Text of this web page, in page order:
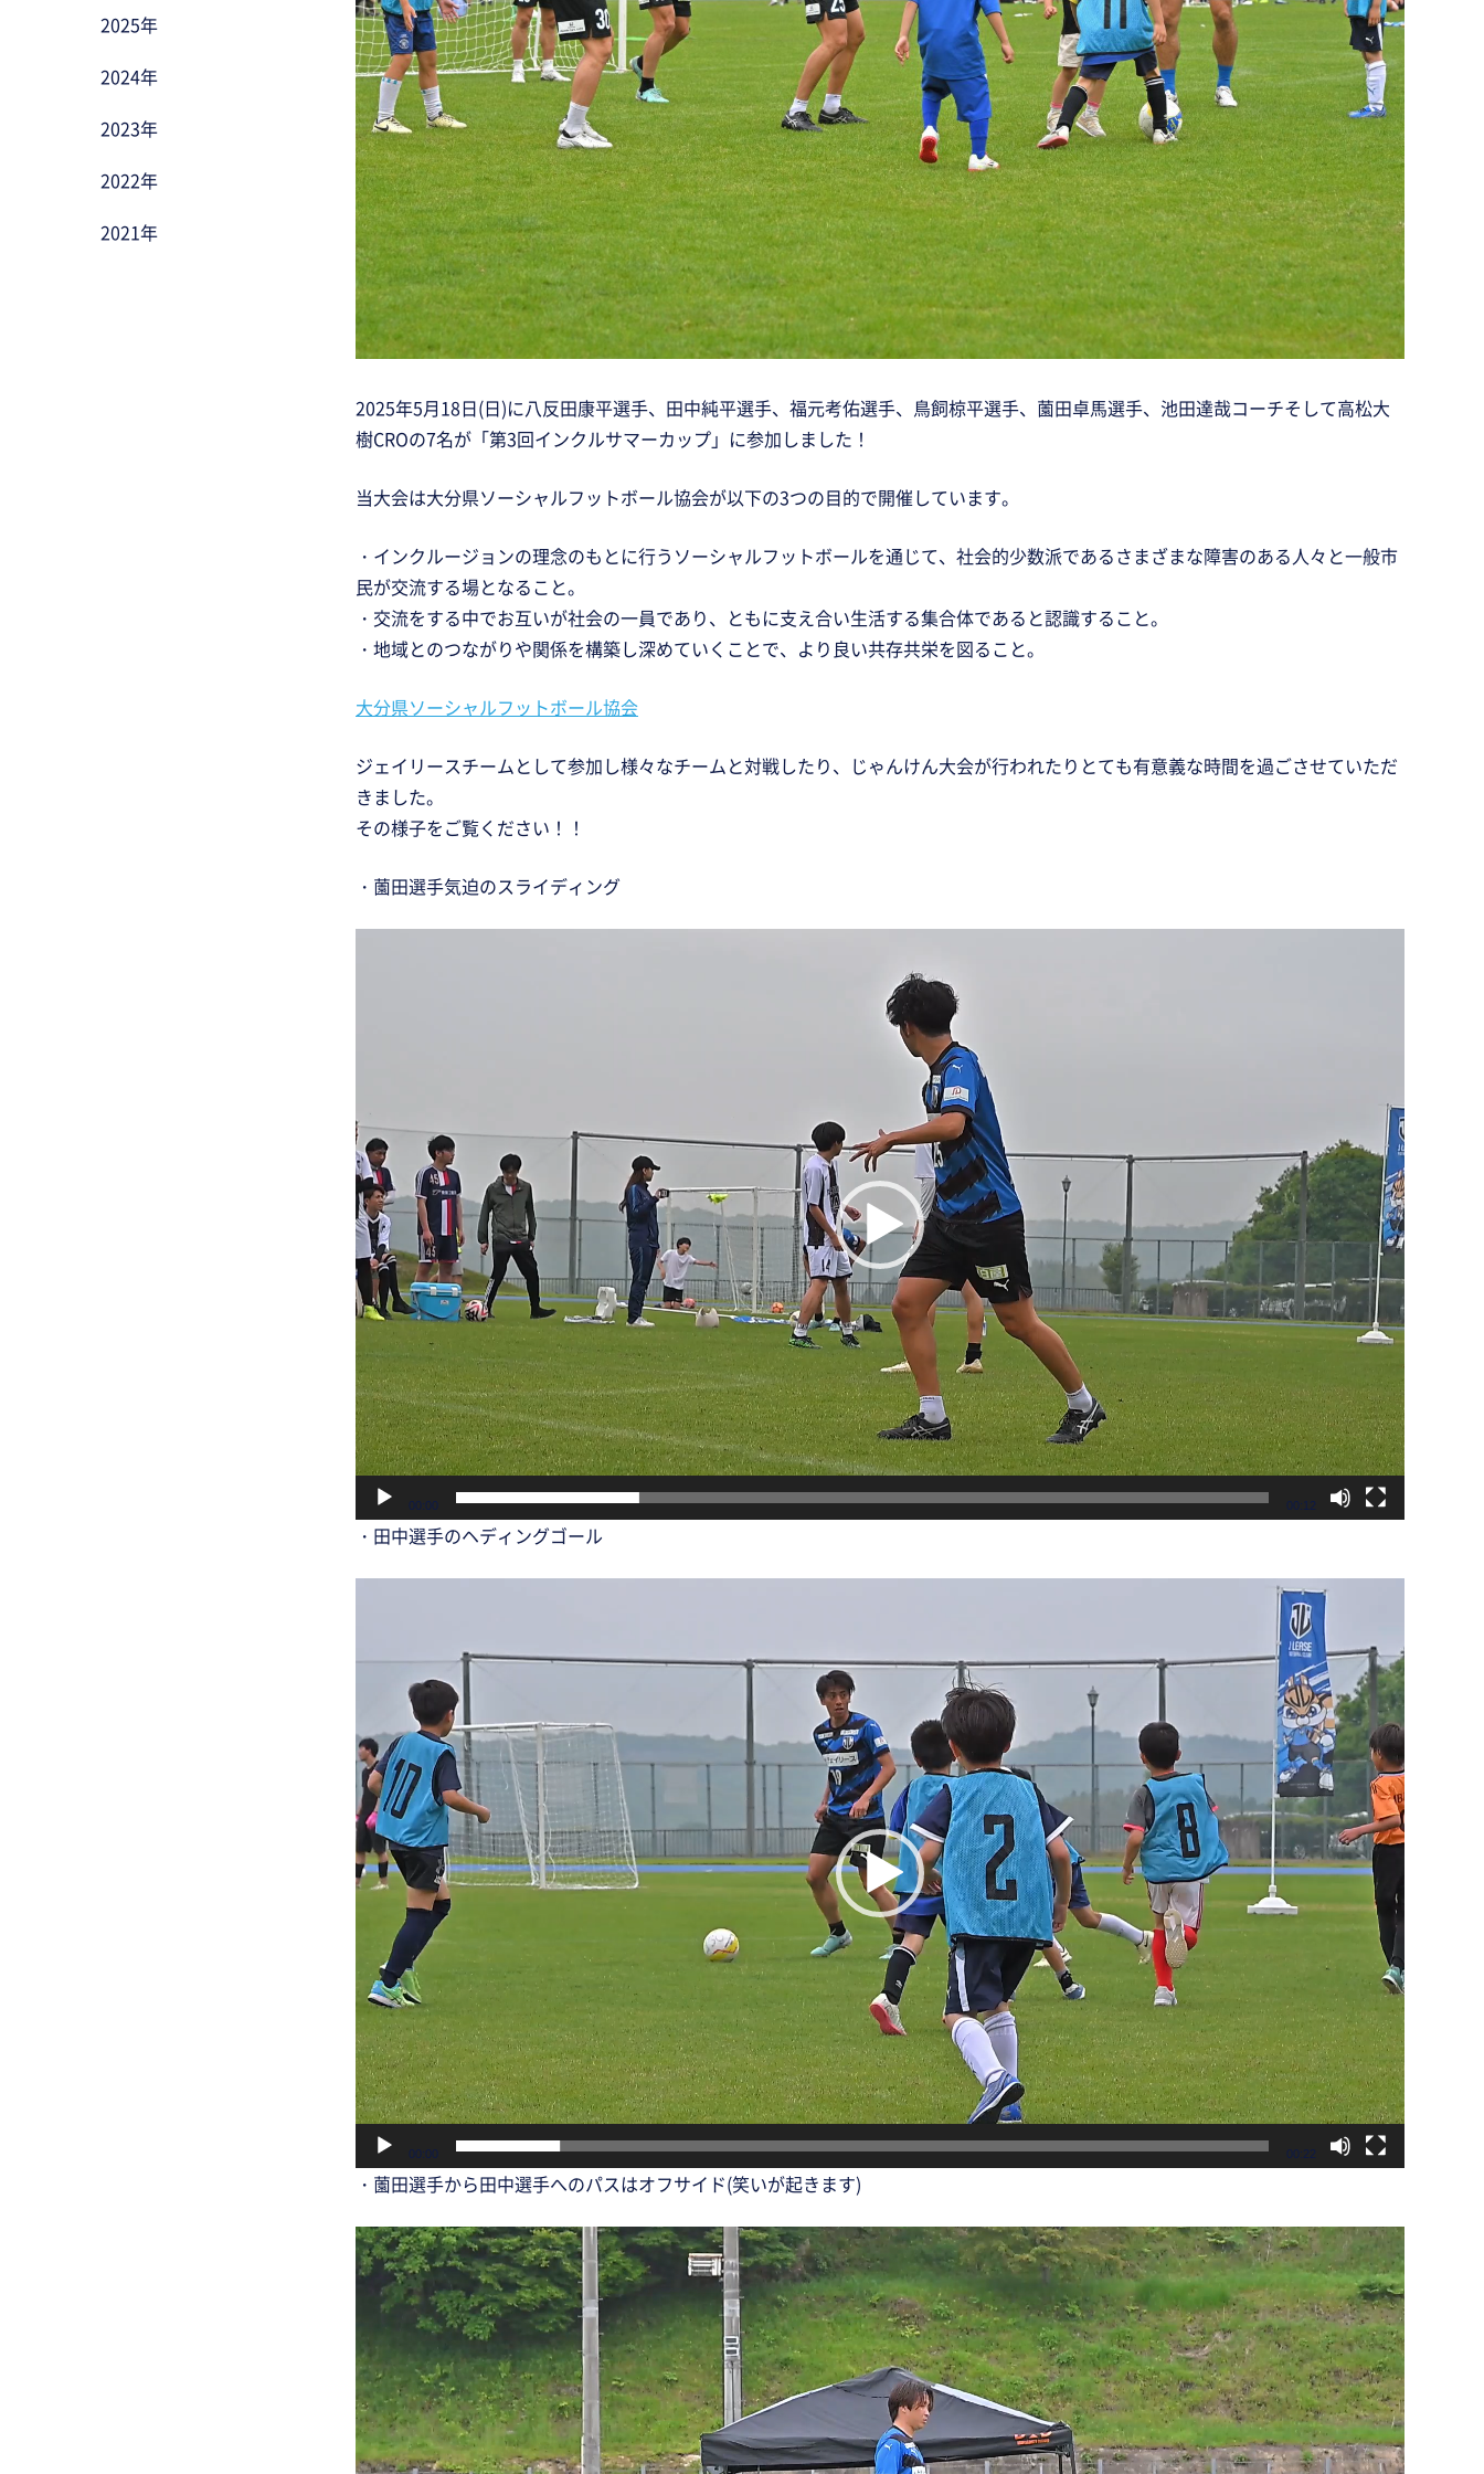
2025年5月18日(日)に八反田康平選手、田中純平選手、福元考佑選手、鳥飼椋平選手、薗田卓馬選手、池田達哉コーチそして高松大
樹CROの7名が「第3回インクルサマーカップ」に参加しました！
当大会は大分県ソーシャルフットボール協会が以下の3つの目的で開催しています。
・インクルージョンの理念のもとに行うソーシャルフットボールを通じて、社会的少数派であるさまざまな障害のある人々と一般市
民が交流する場となること。
・交流をする中でお互いが社会の一員であり、ともに支え合い生活する集合体であると認識すること。
・地域とのつながりや関係を構築し深めていくことで、より良い共存共栄を図ること。
大分県ソーシャルフットボール協会
ジェイリースチームとして参加し様々なチームと対戦したり、じゃんけん大会が行われたりとても有意義な時間を過ごさせていただ
きました。
その様子をご覧ください！！
・薗田選手気迫のスライディング
ヤ
ー
00:00 00:12
・田中選手のヘディングゴール
プ
ー
ヤ
ー
00:00 00:22
・薗田選手から田中選手へのパスはオフサイド(笑いが起きます)
動
画
レ
ー
ヤ
ー
2025年
2024年
2023年
2022年
2021年